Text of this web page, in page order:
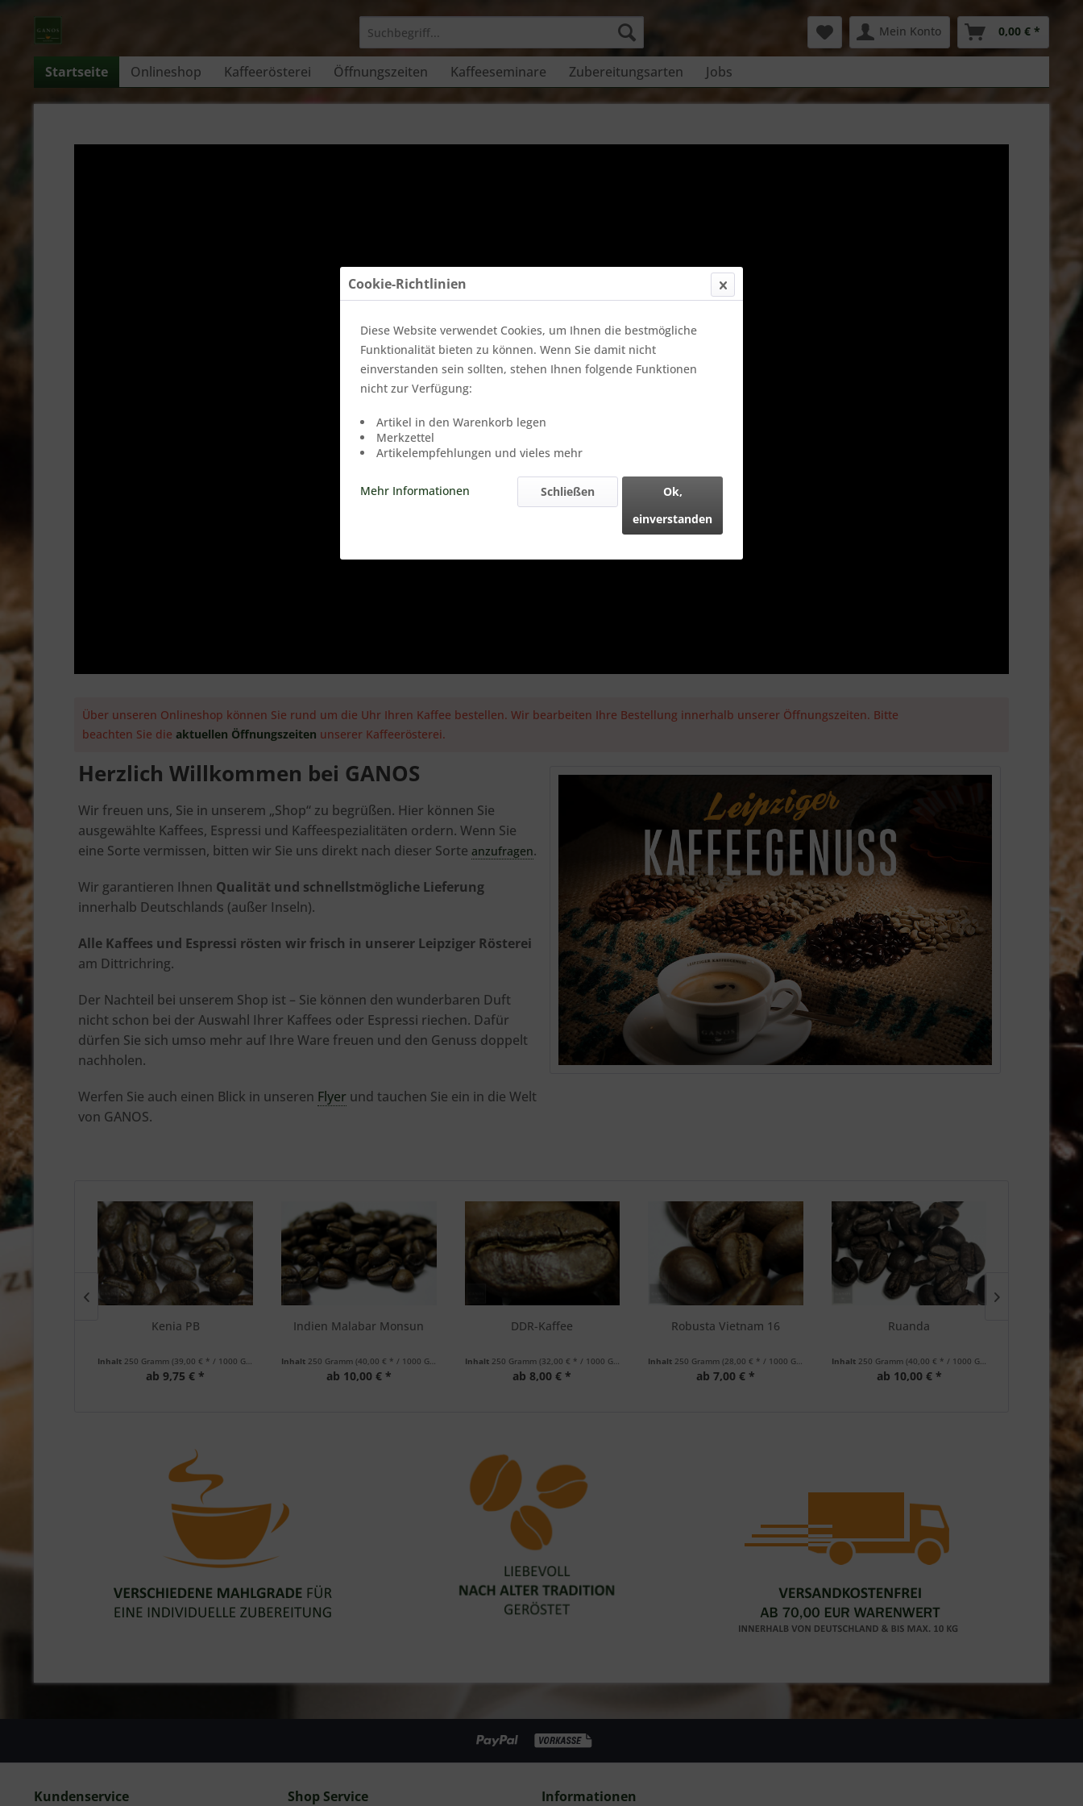
Mein Konto 0,00 € *
Startseite Onlineshop Kaffeerösterei Öffnungszeiten Kaffeeseminare Zubereitungsarten Jobs
Über unseren Onlineshop können Sie rund um die Uhr Ihren Kaffee bestellen. Wir bearbeiten Ihre Bestellung innerhalb unserer Öffnungszeiten. Bitte
beachten Sie die aktuellen Öffnungszeiten unserer Kaffeerösterei.
Herzlich Willkommen bei GANOS
Wir freuen uns, Sie in unserem „Shop“ zu begrüßen. Hier können Sie
ausgewählte Kaffees, Espressi und Kaffeespezialitäten ordern. Wenn Sie
eine Sorte vermissen, bitten wir Sie uns direkt nach dieser Sorte anzufragen.
Wir garantieren Ihnen Qualität und schnellstmögliche Lieferung
innerhalb Deutschlands (außer Inseln).
Alle Kaffees und Espressi rösten wir frisch in unserer Leipziger Rösterei
am Dittrichring.
Der Nachteil bei unserem Shop ist – Sie können den wunderbaren Duft
nicht schon bei der Auswahl Ihrer Kaffees oder Espressi riechen. Dafür
dürfen Sie sich umso mehr auf Ihre Ware freuen und den Genuss doppelt
nachholen.
Werfen Sie auch einen Blick in unseren Flyer und tauchen Sie ein in die Welt
von GANOS.
Kenia PB
Inhalt 250 Gramm(39,00 € * / 1000 Gramm)
ab 9,75 € *
Indien Malabar Monsun
Inhalt 250 Gramm (40,00 € * / 1000 Gramm)
ab 10,00 € *
DDR-Kaffee
Inhalt 250 Gramm (32,00 € * / 1000 Gramm)
ab 8,00 € *
Robusta Vietnam 16
Inhalt 250 Gramm(28,00 € * / 1000 Gramm)
ab 7,00 € *
Ruanda
Inhalt 250 Gramm (40,00 € * / 1000 Gramm)
ab 10,00 € *
250
Kundenservice Shop Service Informationen
Cookie-Richtlinien
Diese Website verwendet Cookies, um Ihnen die bestmögliche
Funktionalität bieten zu können. Wenn Sie damit nicht
einverstanden sein sollten, stehen Ihnen folgende Funktionen
nicht zur Verfügung:
Artikel in den Warenkorb legen
Merkzettel
Artikelempfehlungen und vieles mehr
Mehr Informationen
Ok,
einverstanden
Schließen